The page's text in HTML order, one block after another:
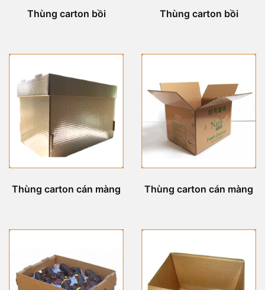
Thùng carton bồi Thùng carton bồi
Thùng carton cán màng Thùng carton cán màng